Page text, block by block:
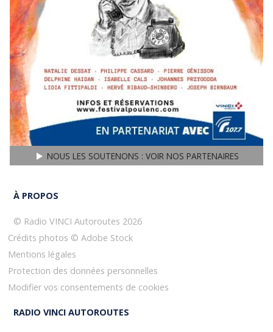
play3 NOUS LES SOUTENONS : VOIR NOS PARTENAIRES
À PROPOS
© Radio VINCI Autoroutes 2026
Crédits photos © Adobe Stock
Mentions légales
Protection des données personnelles
Modifier vos consentements de cookies
RADIO VINCI AUTOROUTES